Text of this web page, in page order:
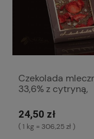
Czekolada
33,6% z cytryną,
(K1024)
24,50 zł
( 1 kg = 306,25 zł )